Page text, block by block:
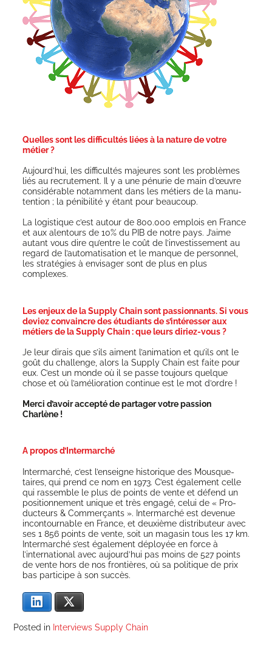
Quelles sont les difficultés liées à la nature de votre
métier ?
Aujourd’hui, les dif­fi­cul­tés majeures sont les pro­blèmes
liés au recru­te­ment. Il y a une pénu­rie de main d’œuvre
consi­dé­rable notam­ment dans les métiers de la manu­
ten­tion ; la péni­bi­li­té y étant pour beaucoup.
La logis­tique c’est autour de 800.000 emplois en France
et aux alen­tours de 10% du PIB de notre pays. J’aime
autant vous dire qu’entre le coût de l’investissement au
regard de l’automatisation et le manque de per­son­nel,
les stra­té­gies à envi­sa­ger sont de plus en plus
complexes.
Les enjeux de la Supply Chain sont passionnants. Si vous
deviez convaincre des étudiants de s’intéresser aux
métiers de la Supply Chain : que leurs diriez-vous ?
Je leur dirais que s’ils aiment l’animation et qu’ils ont le
goût du chal­lenge, alors la Sup­ply Chain est faite pour
eux. C’est un monde où il se passe tou­jours quelque
chose et où l’amélioration conti­nue est le mot d’ordre !
Mer­ci d’a­voir accep­té de par­ta­ger votre pas­sion
Charlène !
A propos d’Intermarché
Inter­mar­ché, c’est l’enseigne his­to­rique des Mous­que­
taires, qui prend ce nom en 1973. C’est éga­le­ment celle
qui ras­semble le plus de points de vente et défend un
posi­tion­ne­ment unique et très enga­gé, celui de « Pro­
duc­teurs & Com­mer­çants ». Inter­mar­ché est deve­nue
incon­tour­nable en France, et deuxième dis­tri­bu­teur avec
ses 1 856 points de vente, soit un maga­sin tous les 17 km.
Inter­mar­ché s’est éga­le­ment déployée en force à
l’international avec aujourd’hui pas moins de 527 points
de vente hors de nos fron­tières, où sa poli­tique de prix
bas par­ti­cipe à son succès.
Lin­ke­dIn
Posted in Interviews Supply Chain